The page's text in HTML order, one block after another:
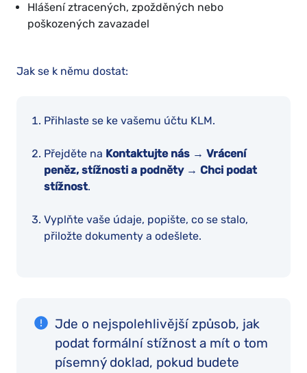
Hlášení ztracených, zpožděných nebo
poškozených zavazadel
Jak se k němu dostat:
Přihlaste se ke vašemu účtu KLM.
Přejděte na Kontaktujte nás → Vrácení
peněz, stížnosti a podněty → Chci podat
stížnost.
Vyplňte vaše údaje, popište, co se stalo,
přiložte dokumenty a odešlete.
Jde o nejspolehlivější způsob, jak
podat formální stížnost a mít o tom
písemný doklad, pokud budete